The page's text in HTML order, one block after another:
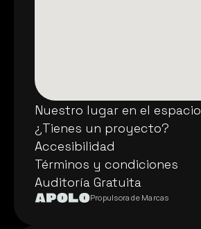
Nuestro lugar en el espacio
Nuestro lugar en el espacio
¿Tienes un proyecto?
¿Tienes un proyecto?
Accesibilidad
Accesibilidad
Términos y condiciones
Términos y condiciones
Auditoría Gratuita
Auditoría Gratuita
Propulsora de Marcas